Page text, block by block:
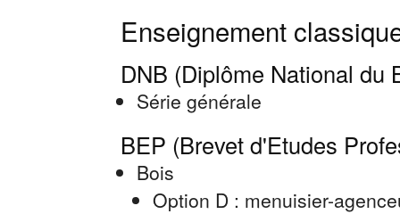
Enseignement
DNB (Diplôme National du
Série générale
BEP (Brevet d'Etudes
Bois
Option D : menuisier-